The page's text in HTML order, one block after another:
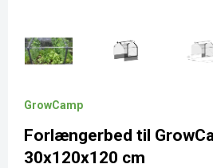
GrowCamp
Forlængerbed til
30x120x120 cm